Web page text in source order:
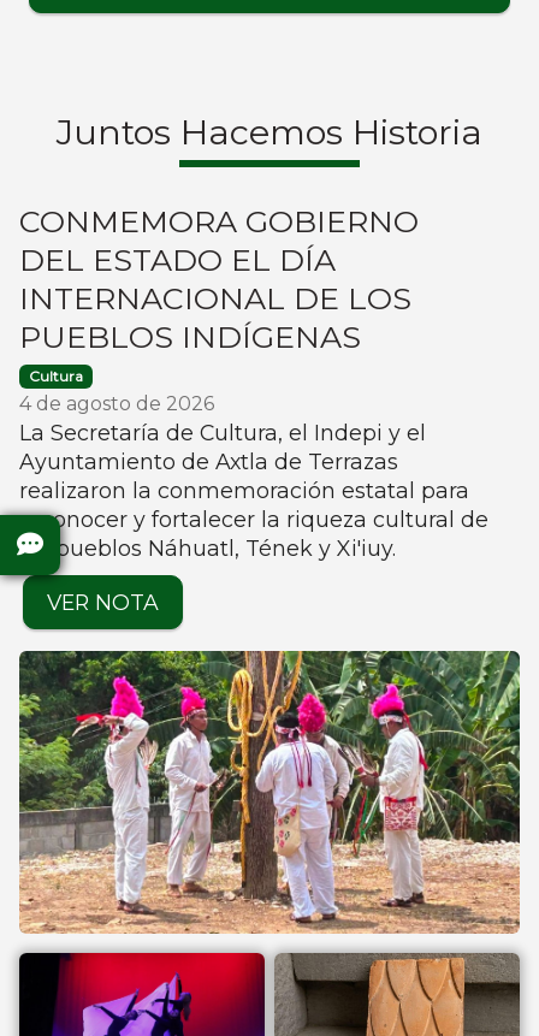
Juntos Hacemos Historia
CONMEMORA GOBIERNO
DEL ESTADO EL DÍA
INTERNACIONAL DE LOS
PUEBLOS INDÍGENAS
Cultura
4 de agosto de 2026
La Secretaría de Cultura, el Indepi y el
Ayuntamiento de Axtla de Terrazas
realizaron la conmemoración estatal para
reconocer y fortalecer la riqueza cultural de
los pueblos Náhuatl, Tének y Xi'iuy.
VER NOTA